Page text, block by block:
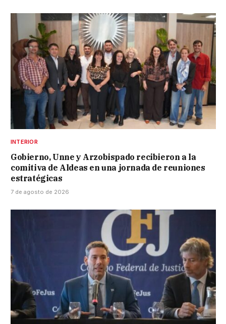
INTERIOR
Gobierno, Unne y Arzobispado recibieron a la
comitiva de Aldeas en una jornada de reuniones
estratégicas
7 de agosto de 2026